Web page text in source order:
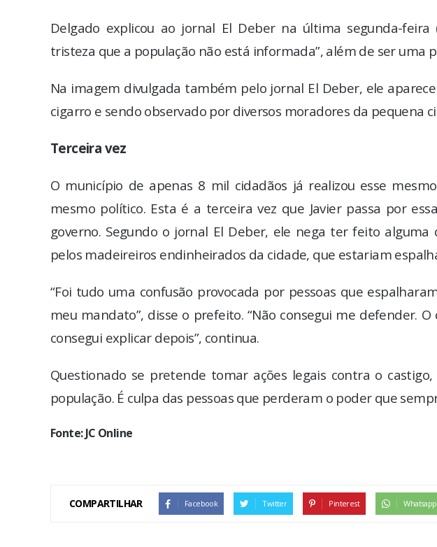
Delgado explicou ao jornal El Deber na última segunda-
tristeza que a população não está informada”, além de ser uma
Na imagem divulgada também pelo jornal El Deber, ele
cigarro e sendo observado por diversos moradores da pequena
Terceira vez
O município de apenas 8 mil cidadãos já realizou esse
mesmo político. Esta é a terceira vez que Javier passa por
governo. Segundo o jornal El Deber, ele nega ter feito
pelos madeireiros endinheirados da cidade, que estariam
“Foi tudo uma confusão provocada por pessoas que
meu mandato”, disse o prefeito. “Não consegui me defender.
consegui explicar depois”, continua.
Questionado se pretende tomar ações legais contra o
população. É culpa das pessoas que perderam o poder que
Fonte: JC Online
COMPARTILHAR Facebook Twitter Pinterest Whatsapp